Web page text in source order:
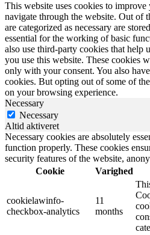
This website uses cookies to
navigate through the website. Out of
are categorized as necessary are
essential for the working of basic
also use third-party cookies that help
you use this website. These cookies
only with your consent. You also
cookies. But opting out of some of
on your browsing experience.
Necessary
Necessary
Altid aktiveret
Necessary cookies are absolutely
function properly. These cookies
security features of the website,
Cookie
Varighed
cookielawinfo-
checkbox-analytics
11
months